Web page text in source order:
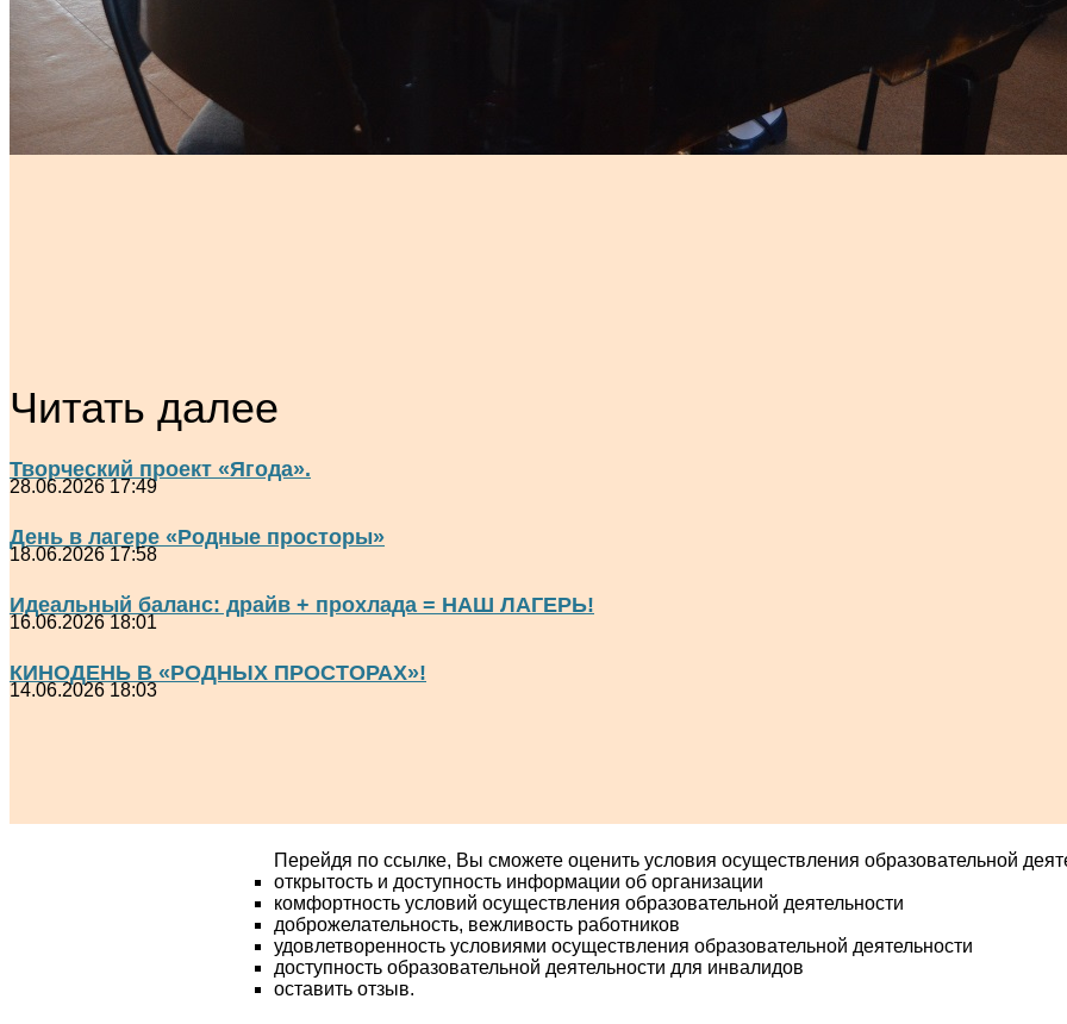
Читать далее
Творческий проект «Ягода».
28.06.2026 17:49
День в лагере «Родные просторы»
18.06.2026 17:58
Идеальный баланс: драйв + прохлада = НАШ ЛАГЕРЬ!
16.06.2026 18:01
КИНОДЕНЬ В «РОДНЫХ ПРОСТОРАХ»!
14.06.2026 18:03
Перейдя по ссылке, Вы сможете оценить условия осуществления образовательной
открытость и доступность информации об организации
комфортность условий осуществления образовательной деятельности
доброжелательность, вежливость работников
удовлетворенность условиями осуществления образовательной деятельности
доступность образовательной деятельности для инвалидов
оставить отзыв.